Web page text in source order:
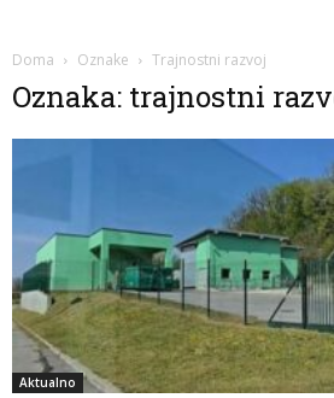
Doma Oznake Trajnostni razvoj
Oznaka: trajnostni
Aktualno